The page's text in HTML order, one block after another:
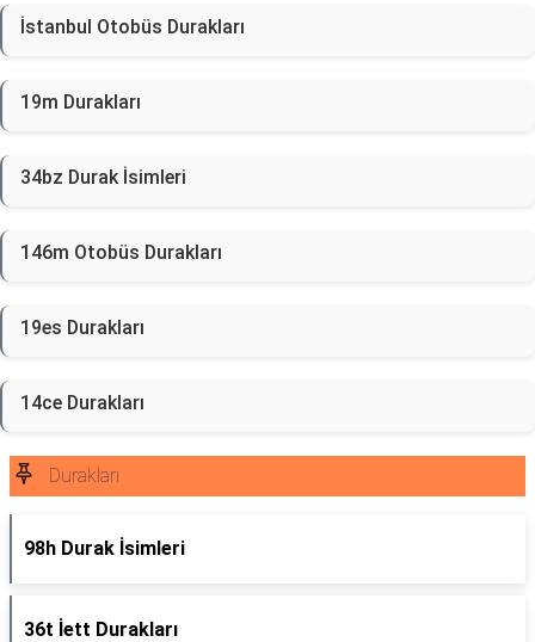
İstanbul Otobüs Durakları
19m Durakları
34bz Durak İsimleri
146m Otobüs Durakları
19es Durakları
14ce Durakları
Durakları
98h Durak İsimleri
36t İett Durakları